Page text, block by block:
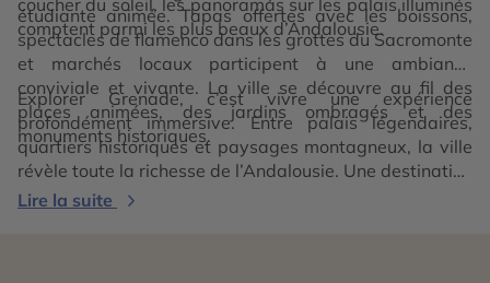
comptent parmi les plus beaux d’Andalousie.
étudiante animée. Tapas offertes avec les boissons,
spectacles de flamenco dans les grottes du Sacromonte
et marchés locaux participent à une ambiance
conviviale et vivante. La ville se découvre au fil des
places animées, des jardins ombragés et des
monuments historiques.
Explorer Grenade, c’est vivre une expérience
profondément immersive. Entre palais légendaires,
quartiers historiques et paysages montagneux, la ville
révèle toute la richesse de l’Andalousie. Une destination
envoûtante, où histoire, culture et lumière s’entrelacent
Lire la suite